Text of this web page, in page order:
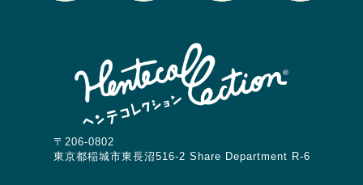
〒206-0802
東京都稲城市東長沼516-2 Share Department R-6